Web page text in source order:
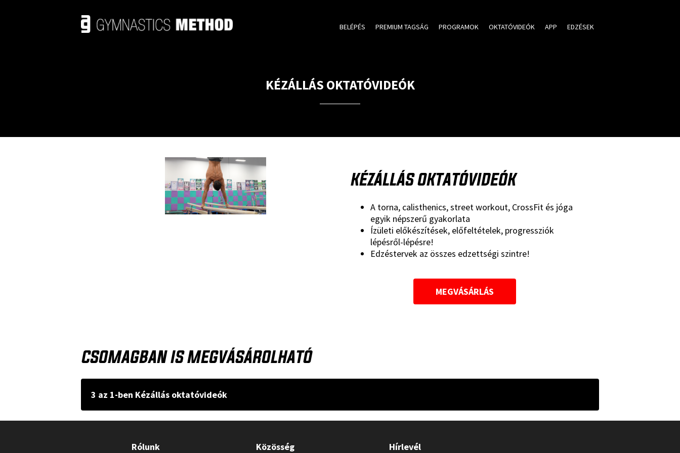
BELÉPÉS PREMIUM TAGSÁG PROGRAMOK OKTATÓVIDEÓK APP EDZÉSEK
KÉZÁLLÁS OKTATÓVIDEÓK
KÉZÁLLÁS OKTATÓVIDEÓK
A torna, calisthenics, street workout, CrossFit és jóga
egyik népszerű gyakorlata
Ízületi előkészítések, előfeltételek, progressziók
lépésről-lépésre!
Edzéstervek az összes edzettségi szintre!
MEGVÁSÁRLÁS
CSOMAGBAN IS MEGVÁSÁROLHATÓ
3 az 1-ben Kézállás oktatóvideók
Rólunk Közösség Hírlevél